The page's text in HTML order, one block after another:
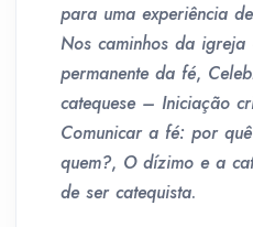
para uma experiência
Nos caminhos da
permanente da fé,
catequese – Iniciação
Comunicar a fé: por
quem?, O dízimo e a
de ser catequista.